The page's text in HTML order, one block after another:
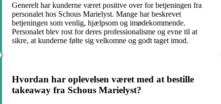
Generelt har kunderne været positive over for betjeningen fra
personalet hos Schous Marielyst. Mange har beskrevet
betjeningen som venlig, hjælpsom og imødekommende.
Personalet blev rost for deres professionalisme og evne til at
sikre, at kunderne følte sig velkomne og godt taget imod.
Hvordan har oplevelsen været med at bestille
takeaway fra Schous Marielyst?